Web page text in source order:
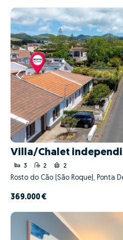
Villa/Chalet
3 2 2
Rosto do Cão (São Roque), Ponta
369.000 €